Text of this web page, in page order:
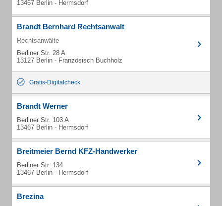
13467 Berlin - Hermsdorf
Brandt Bernhard Rechtsanwalt
Rechtsanwälte
Berliner Str. 28 A
13127 Berlin - Französisch Buchholz
Gratis-Digitalcheck
Brandt Werner
Berliner Str. 103 A
13467 Berlin - Hermsdorf
Breitmeier Bernd KFZ-Handwerker
Berliner Str. 134
13467 Berlin - Hermsdorf
Brezina